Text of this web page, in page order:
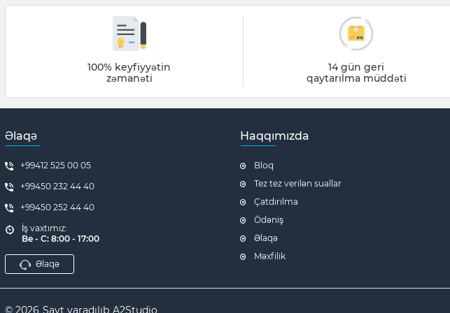
100% keyfiyyətin
zəmanəti
14 gün geri
qaytarılma müddəti
Əlaqə
+99412 525 00 05
+99450 232 44 40
+99450 252 44 40
İş vaxtımız:
Be - C: 8:00 - 17:00
Əlaqə
Haqqımızda
Bloq
Tez tez verilən suallar
Çatdırılma
Ödəniş
Əlaqə
Məxfilik
© 2026 Sayt yaradılıb A2Studio